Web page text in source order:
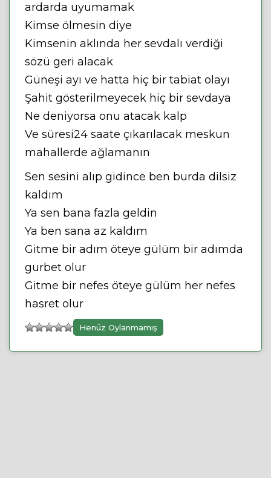
ardarda uyumamak
Kimse ölmesin diye
Kimsenin aklında her sevdalı verdiği
sözü geri alacak
Güneşi ayı ve hatta hiç bir tabiat olayı
Şahit gösterilmeyecek hiç bir sevdaya
Ne deniyorsa onu atacak kalp
Ve süresi24 saate çıkarılacak meskun
mahallerde ağlamanın
Sen sesini alıp gidince ben burda dilsiz
kaldım
Ya sen bana fazla geldin
Ya ben sana az kaldım
Gitme bir adım öteye gülüm bir adımda
gurbet olur
Gitme bir nefes öteye gülüm her nefes
hasret olur
Henüz Oylanmamış